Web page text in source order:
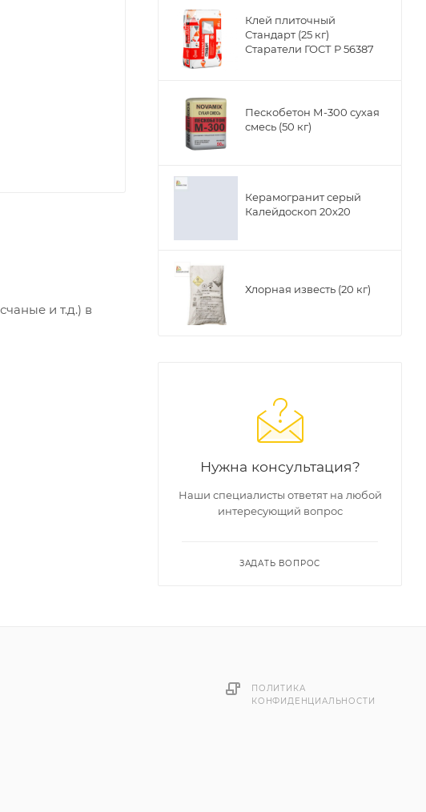
и т.д.) в
Клей плиточный
Стандарт (25 кг)
Старатели ГОСТ Р 56387
Пескобетон М-300 сухая
смесь (50 кг)
Керамогранит серый
Калейдоскоп 20х20
Хлорная известь (20 кг)
Нужна консультация?
Наши специалисты ответят на любой
интересующий вопрос
ЗАДАТЬ ВОПРОС
ПОЛИТИКА
КОНФИДЕНЦИАЛЬНОСТИ